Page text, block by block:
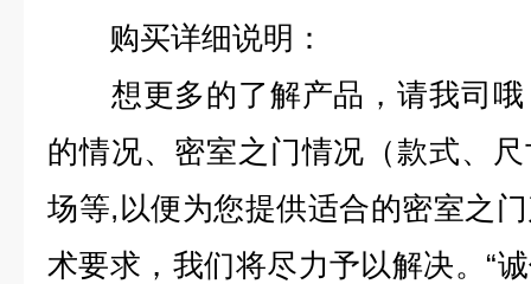
购买详细说明：
想更多的了解产品，请我司哦
的情况、密室之门情况（款式、
场等,以便为您提供适合的密室之
术要求，我们将尽力予以解决。“